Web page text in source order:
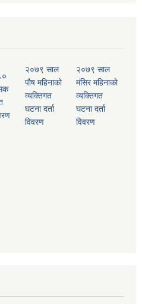
२०७९ साल
पौष महिनाको
व्यक्तिगत
घटना दर्ता
विवरण
२०७९ साल
मंसिर महिनाको
व्यक्तिगत
घटना दर्ता
विवरण